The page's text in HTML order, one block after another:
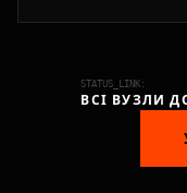
STATUS_LINK:
ВСІ ВУЗЛИ